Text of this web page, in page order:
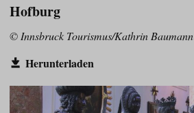
Hofburg
© Innsbruck Tourismus/Kathrin Baumann
Herunterladen